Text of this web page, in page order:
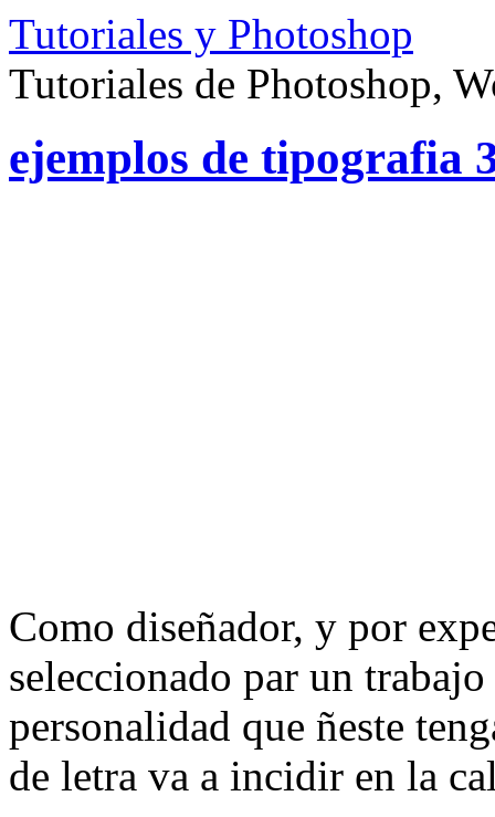
Tutoriales y Photoshop
Tutoriales de Photoshop,
ejemplos de tipografia
Como diseñador, y por
seleccionado par un
personalidad que ñeste
de letra va a incidir en la